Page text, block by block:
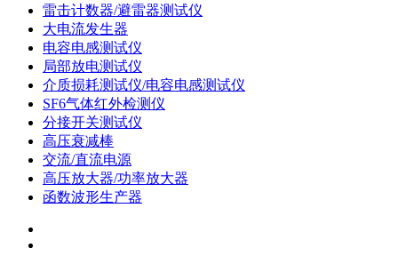
雷击计数器/避雷器测试仪
大电流发生器
电容电感测试仪
局部放电测试仪
介质损耗测试仪/电容电感测试仪
SF6气体红外检测仪
分接开关测试仪
高压衰减棒
交流/直流电源
高压放大器/功率放大器
函数波形生产器